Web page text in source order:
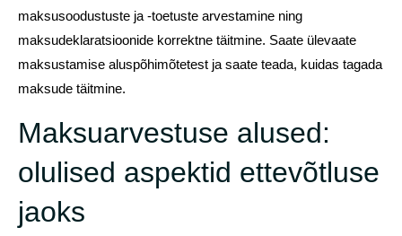
maksusoodustuste ja -toetuste arvestamine ning
maksudeklaratsioonide korrektne täitmine. Saate ülevaate
maksustamise aluspõhimõtetest ja saate teada, kuidas tagada
maksude täitmine.
Maksuarvestuse alused:
olulised aspektid ettevõtluse
jaoks